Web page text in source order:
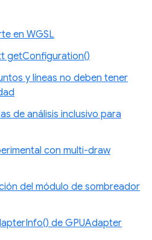
en WGSL
getConfiguration()
y líneas no deben tener
de análisis inclusivo para
con multi-draw
del módulo de sombreador
de GPUAdapter